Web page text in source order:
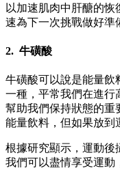
以加速肌肉中肝醣的
速為下一次挑戰做好準
2. 牛磺酸
牛磺酸可以說是能量飲
一種，平常我們在進行
幫助我們保持狀態的重
能量飲料，但如果放到
根據研究顯示，運動後
我們可以盡情享受運動